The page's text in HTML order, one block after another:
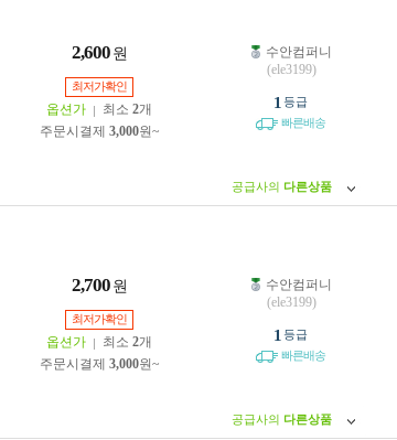
2,600 원
최저가확인
옵션가 최소 2개
주문시결제 3,000원~
수안컴퍼니
(ele3199)
1 등급
빠른배송
공급사의 다른상품
2,700 원
최저가확인
옵션가 최소 2개
주문시결제 3,000원~
수안컴퍼니
(ele3199)
1 등급
빠른배송
공급사의 다른상품